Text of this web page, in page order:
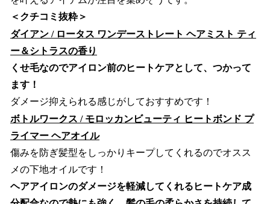
＜クチコミ抜粋＞
ダイアン / ロータス ワンデーストレート ヘアミスト ティ
ー＆シトラスの香り
くせ毛なのでアイロン前のヒートケアとして、つかって
ます！
ダメージ抑えられる感じがしておすすめです！
ボトルワークス / モロッカンビューティ ヒートボンド プ
ライマー ヘアオイル
傷みを防ぎ髪型をしっかりキープしてくれるのでオスス
メの下地オイルです！
ヘアアイロンのダメージを軽減してくれるヒートケア成